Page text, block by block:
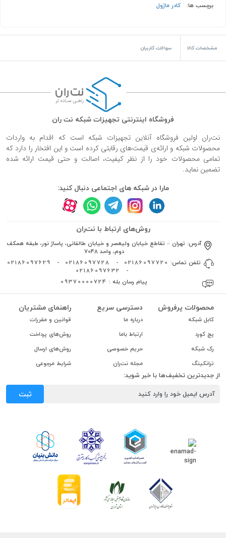
برچسب ها:
کادر ماژول
مشخصات کالا سوالات کاربران
فروشگاه اینترنتی تجهیزات شبکه نت ران
نت‌ران اولین فروشگاه آنلاین تجهیزات شبکه است که اقدام به واردات
محصولات شبکه و ارائه‌ی قیمت‌های رقابتی کرده است و این افتخار را دارد که
تمامی محصولات خود را از نظر کیفیت، اصالت و حتی قیمت ارائه شده
تضمین نماید.
مارا در شبکه های اجتماعی دنبال کنید:
روش‌های ارتباط با نت‌ران
آدرس: تهران – تقاطع خیابان ولیعصر و خیابان طالقانی، پاساژ نور، طبقه همکف
دوم، واحد 7048
تلفن تماس: 02186097720
-
02186097728
-
02186097629
-
02186097632
پیام رسان بله : 09370000724
محصولات پرفروش
کابل شبکه
پچ کورد
رک شبکه
ترانکینگ
دسترسی سریع
درباره ما
ارتباط باما
حریم خصوصی
مجله نت‌ران
راهنمای مشتریان
قوانین و مقررات
روش‌های پرداخت
روش‌های ارسال
شرایط مرجوعی
از جدیدترین تخفیف‌ها با خبر شوید:
ثبت